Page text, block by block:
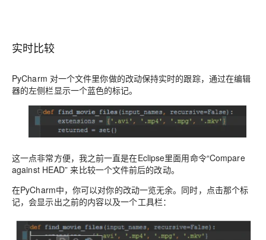
实时比较
PyCharm 对一个文件里你做的改动保持实时的跟踪，通过在编辑
器的左侧栏显示一个蓝色的标记。
这一点非常方便，我之前一直是在Eclipse里面用命令“Compare
against HEAD” 来比较一个文件前后的改动。
在PyCharm中，你可以对你的改动一览无余。同时，点击那个标
记，会显示出之前的内容以及一个工具栏：